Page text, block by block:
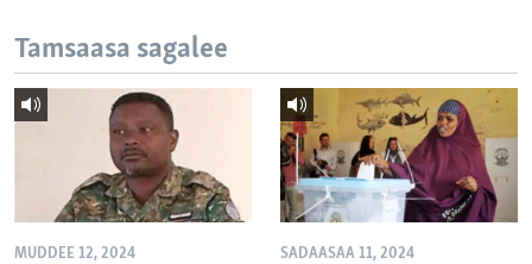
Tamsaasa sagalee
MUDDEE 12, 2024 SADAASAA 11, 2024